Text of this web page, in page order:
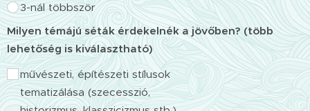
3-nál többször
Milyen témájú séták érdekelnék a jövőben? (több
lehetőség is kiválasztható)
művészeti, építészeti stílusok
tematizálása (szecesszió,